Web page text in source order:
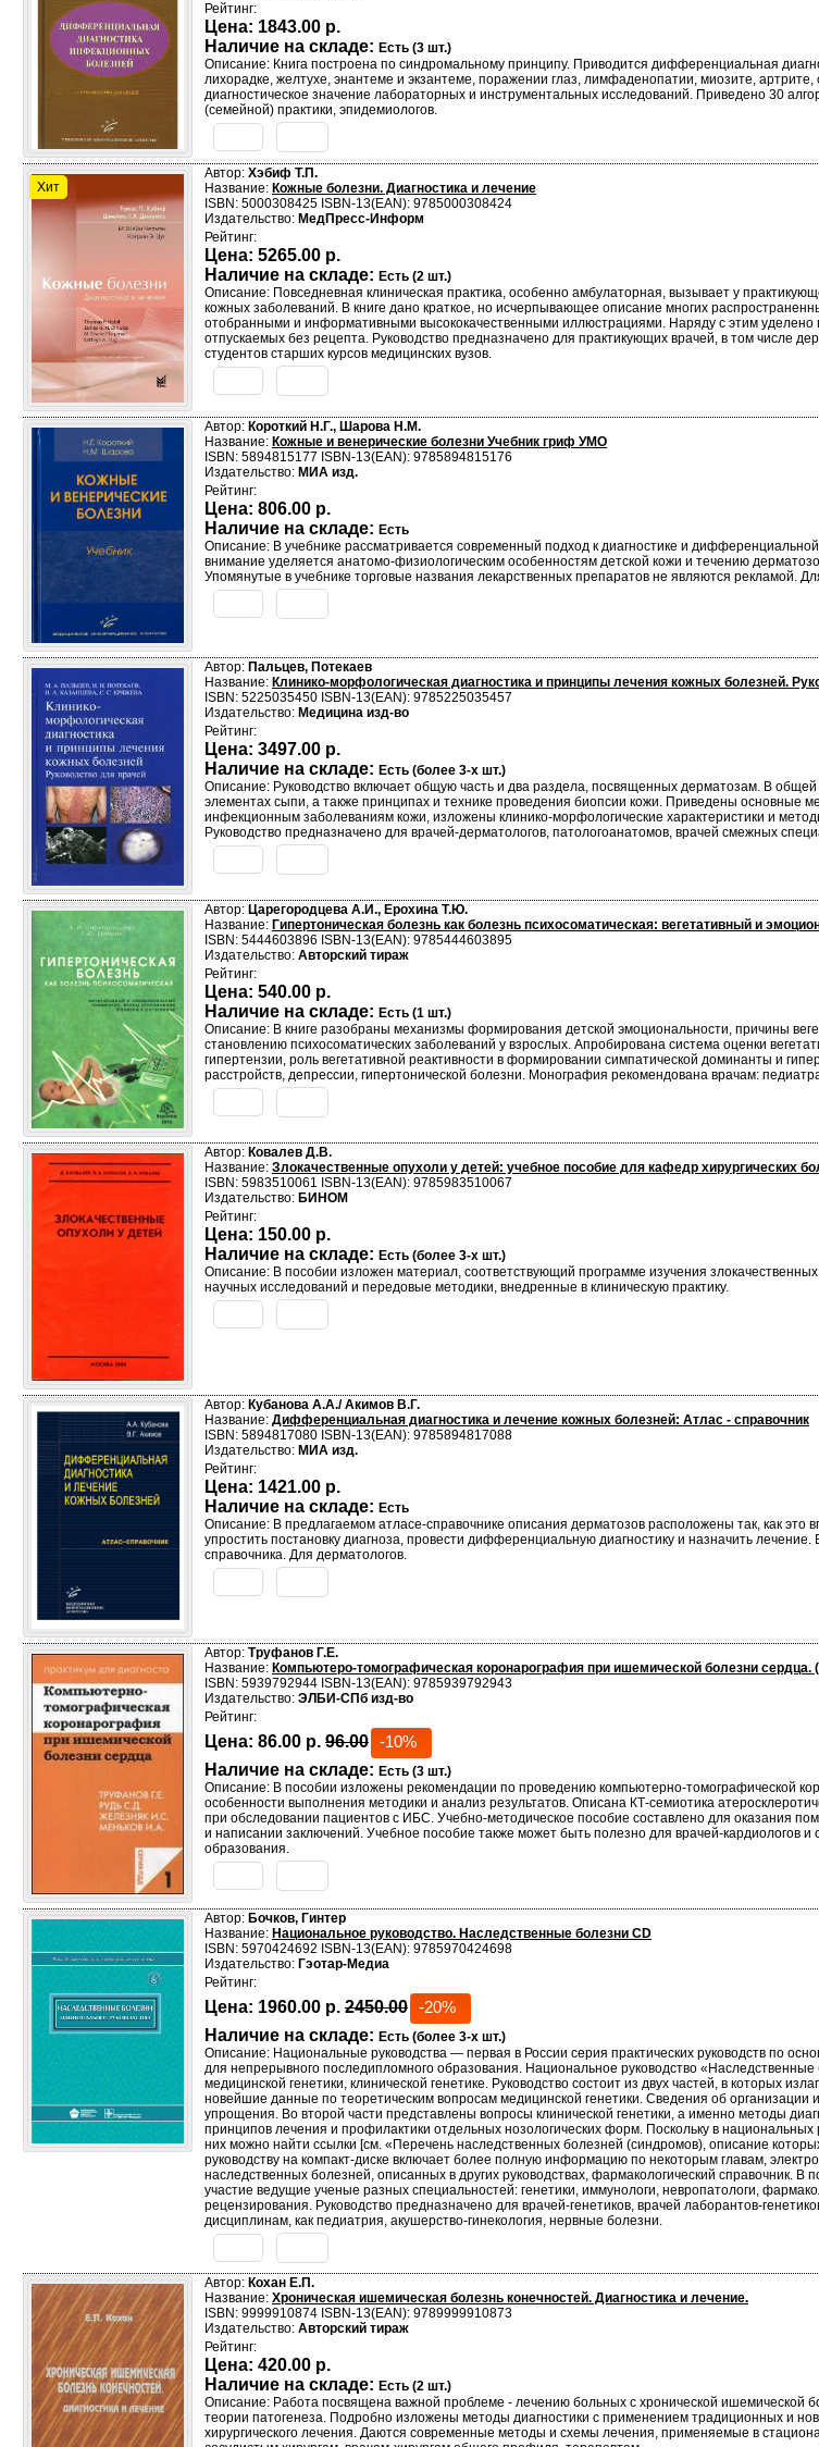
Рейтинг:
Цена: 1843.00 р.
Наличие на складе: Есть (3 шт.)
Описание: Книга построена по синдромальному принципу. Приводится дифференциальная
лихорадке, желтухе, энантеме и экзантеме, поражении глаз, лимфаденопатии, миозите,
диагностическое значение лабораторных и инструментальных исследований. Приведено 30
(семейной) практики, эпидемиологов.
Хит
Автор: Хэбиф Т.П.
Название: Кожные болезни. Диагностика и лечение
ISBN: 5000308425 ISBN-13(EAN): 9785000308424
Издательство: МедПресс-Информ
Рейтинг:
Цена: 5265.00 р.
Наличие на складе: Есть (2 шт.)
Описание: Повседневная клиническая практика, особенно амбулаторная, вызывает у
кожных заболеваний. В книге дано краткое, но исчерпывающее описание многих
отобранными и информативными высококачественными иллюстрациями. Наряду с этим уделено
отпускаемых без рецепта. Руководство предназначено для практикующих врачей, в том числе
студентов старших курсов медицинских вузов.
Автор: Короткий Н.Г., Шарова Н.М.
Название: Кожные и венерические болезни Учебник гриф УМО
ISBN: 5894815177 ISBN-13(EAN): 9785894815176
Издательство: МИА изд.
Рейтинг:
Цена: 806.00 р.
Наличие на складе: Есть
Описание: В учебнике рассматривается современный подход к диагностике и
внимание уделяется анатомо-физиологическим особенностям детской кожи и течению
Упомянутые в учебнике торговые названия лекарственных препаратов не являются рекламой.
Автор: Пальцев, Потекаев
Название: Клинико-морфологическая диагностика и принципы лечения кожных болезней.
ISBN: 5225035450 ISBN-13(EAN): 9785225035457
Издательство: Медицина изд-во
Рейтинг:
Цена: 3497.00 р.
Наличие на складе: Есть (более 3-х шт.)
Описание: Руководство включает общую часть и два раздела, посвященных дерматозам. В
элементах сыпи, а также принципах и технике проведения биопсии кожи. Приведены основные
инфекционным заболеваниям кожи, изложены клинико-морфологические характеристики и
Руководство предназначено для врачей-дерматологов, патологоанатомов, врачей смежных
Автор: Царегородцева А.И., Ерохина Т.Ю.
Название: Гипертоническая болезнь как болезнь психосоматическая: вегетативный и
ISBN: 5444603896 ISBN-13(EAN): 9785444603895
Издательство: Авторский тираж
Рейтинг:
Цена: 540.00 р.
Наличие на складе: Есть (1 шт.)
Описание: В книге разобраны механизмы формирования детской эмоциональности, причины
становлению психосоматических заболеваний у взрослых. Апробирована система оценки
гипертензии, роль вегетативной реактивности в формировании симпатической доминанты и
расстройств, депрессии, гипертонической болезни. Монография рекомендована врачам:
Автор: Ковалев Д.В.
Название: Злокачественные опухоли у детей: учебное пособие для кафедр хирургических
ISBN: 5983510061 ISBN-13(EAN): 9785983510067
Издательство: БИНОМ
Рейтинг:
Цена: 150.00 р.
Наличие на складе: Есть (более 3-х шт.)
Описание: В пособии изложен материал, соответствующий программе изучения
научных исследований и передовые методики, внедренные в клиническую практику.
Автор: Кубанова А.А./ Акимов В.Г.
Название: Дифференциальная диагностика и лечение кожных болезней: Атлас - справочник
ISBN: 5894817080 ISBN-13(EAN): 9785894817088
Издательство: МИА изд.
Рейтинг:
Цена: 1421.00 р.
Наличие на складе: Есть
Описание: В предлагаемом атласе-справочнике описания дерматозов расположены так, как
упростить постановку диагноза, провести дифференциальную диагностику и назначить
справочника. Для дерматологов.
Автор: Труфанов Г.Е.
Название: Компьютеро-томографическая коронарография при ишемической болезни
ISBN: 5939792944 ISBN-13(EAN): 9785939792943
Издательство: ЭЛБИ-СПб изд-во
Рейтинг:
Цена: 86.00 р. 96.00 -10%
Наличие на складе: Есть (3 шт.)
Описание: В пособии изложены рекомендации по проведению компьютерно-томографической
особенности выполнения методики и анализ результатов. Описана КТ-семиотика
при обследовании пациентов с ИБС. Учебно-методическое пособие составлено для оказания
и написании заключений. Учебное пособие также может быть полезно для врачей-кардиологов
образования.
Автор: Бочков, Гинтер
Название: Национальное руководство. Наследственные болезни CD
ISBN: 5970424692 ISBN-13(EAN): 9785970424698
Издательство: Гэотар-Медиа
Рейтинг:
Цена: 1960.00 р. 2450.00 -20%
Наличие на складе: Есть (более 3-х шт.)
Описание: Национальные руководства — первая в России серия практических руководств по
для непрерывного последипломного образования. Национальное руководство
медицинской генетики, клинической генетике. Руководство состоит из двух частей, в которых
новейшие данные по теоретическим вопросам медицинской генетики. Сведения об
упрощения. Во второй части представлены вопросы клинической генетики, а именно методы
принципов лечения и профилактики отдельных нозологических форм. Поскольку в
них можно найти ссылки [см. «Перечень наследственных болезней (синдромов), описание
руководству на компакт-диске включает более полную информацию по некоторым главам,
наследственных болезней, описанных в других руководствах, фармакологический справочник.
участие ведущие ученые разных специальностей: генетики, иммунологи, невропатологи,
рецензирования. Руководство предназначено для врачей-генетиков, врачей лаборантов-
дисциплинам, как педиатрия, акушерство-гинекология, нервные болезни.
Автор: Кохан Е.П.
Название: Хроническая ишемическая болезнь конечностей. Диагностика и лечение.
ISBN: 9999910874 ISBN-13(EAN): 9789999910873
Издательство: Авторский тираж
Рейтинг:
Цена: 420.00 р.
Наличие на складе: Есть (2 шт.)
Описание: Работа посвящена важной проблеме - лечению больных с хронической ишемической
теории патогенеза. Подробно изложены методы диагностики с применением традиционных и
хирургического лечения. Даются современные методы и схемы лечения, применяемые в